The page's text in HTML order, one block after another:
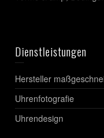
Dienstleistungen
Hersteller
Uhrenfotografie
Uhrendesign